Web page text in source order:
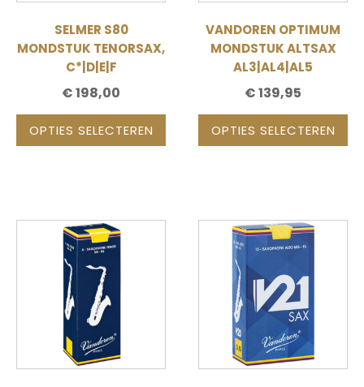
SELMER S80
MONDSTUK TENORSAX,
C*|D|E|F
€198,00
OPTIES SELECTEREN
worden
op
productpagina
VANDOREN OPTIMUM
MONDSTUK ALTSAX
AL3|AL4|AL5
€139,95
OPTIES SELECTEREN
worden
op
productpagina
meerdere
variaties.
kan
product
meerdere
variaties.
kan